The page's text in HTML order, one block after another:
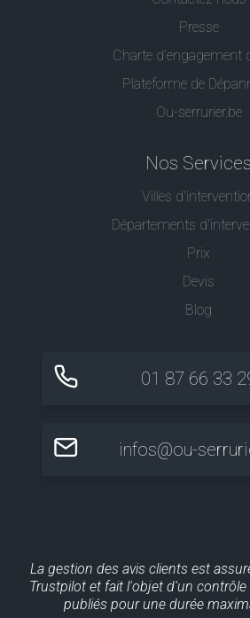
Presse
Charte d’engagement
Plateforme de
Ou-serrurier.be
Nos Services
Villes
Départements
Prix
Devis
Blog
01 87 66 33
infos@ou-
La gestion des avis clients est
Trustpilot et fait l'objet d'un
publiés pour une durée